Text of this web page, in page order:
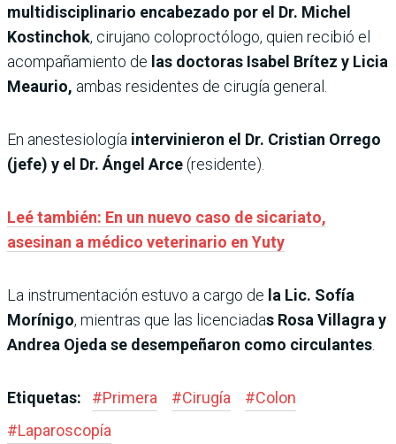
multidisciplinario encabezado por el Dr. Michel
Kostinchok, cirujano coloproctólogo, quien recibió el
acompañamiento de las doctoras Isabel Brítez y Licia
Meaurio, ambas residentes de cirugía general.
En anestesiología intervinieron el Dr. Cristian Orrego
(jefe) y el Dr. Ángel Arce(residente).
Leé también: En un nuevo caso de sicariato,
asesinan a médico veterinario en Yuty
La instrumentación estuvo a cargo de la Lic. Sofía
Morínigo, mientras que las licenciadas Rosa Villagra y
Andrea Ojeda se desempeñaron como circulantes
Etiquetas: #Primera #Cirugía #Colon
#Laparoscopía